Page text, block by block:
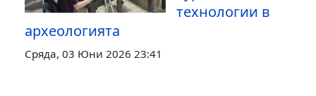
технологии в
археологията
Сряда, 03 Юни 2026 23:41